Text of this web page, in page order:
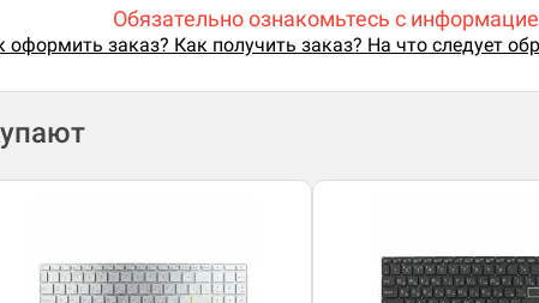
Обязательно ознакомьтесь с
оформить заказ? Как получить заказ? На что следует